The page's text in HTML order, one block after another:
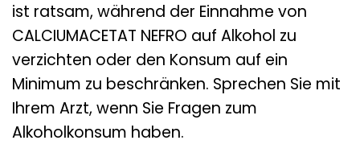
ist ratsam, während der Einnahme von
CALCIUMACETAT NEFRO auf Alkohol zu
verzichten oder den Konsum auf ein
Minimum zu beschränken. Sprechen Sie mit
Ihrem Arzt, wenn Sie Fragen zum
Alkoholkonsum haben.